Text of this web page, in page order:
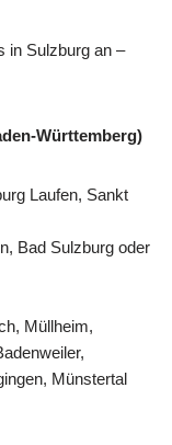
in Sulzburg an –
Württemberg)
Laufen, Sankt
Bad Sulzburg oder
Müllheim,
Münstertal